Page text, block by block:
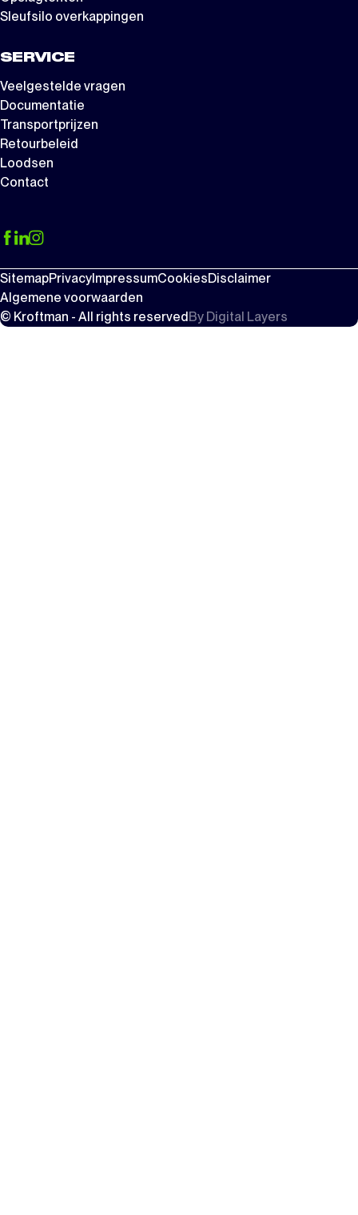
Sleufsilo overkappingen
SERVICE
Veelgestelde vragen
Documentatie
Transportprijzen
Retourbeleid
Loodsen
Contact
SitemapPrivacyImpressumCookiesDisclaimer
Algemene voorwaarden
© Kroftman - All rights reservedBy Digital Layers